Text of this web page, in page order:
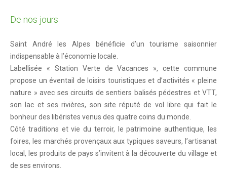
Intercommunalité
Maison de services au public
Marchés publics
CITOYENNETÉ
Citoyenneté
Le Conseil Municipal
Compte-rendus des conseils municipaux
Les services municipaux
De nos jours
Saint André les Alpes bénéficie d’un tourisme saisonnier
indispensable à l’économie locale.
Labellisée « Station Verte de Vacances », cette commune
propose un éventail de loisirs touristiques et d’activités « pleine
nature » avec ses circuits de sentiers balisés pédestres et VTT,
son lac et ses rivières, son site réputé de vol libre qui fait le
bonheur des libéristes venus des quatre coins du monde.
Côté traditions et vie du terroir, le patrimoine authentique, les
foires, les marchés provençaux aux typiques saveurs, l’artisanat
local, les produits de pays s’invitent à la découverte du village et
de ses environs.